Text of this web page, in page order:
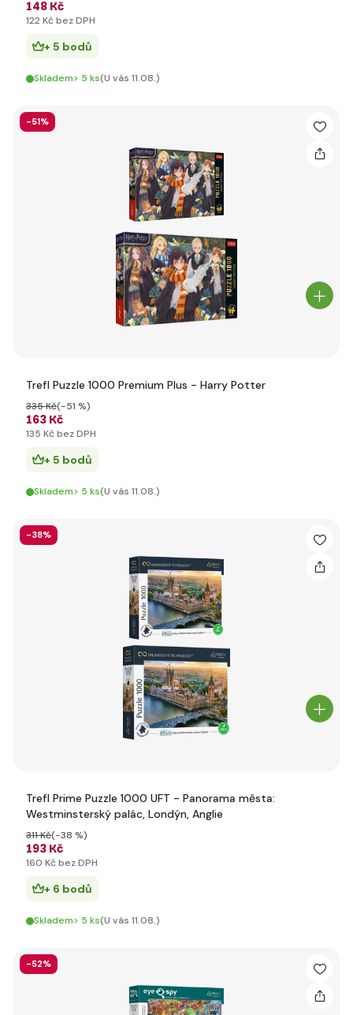
148 Kč
122 Kč bez DPH
+ 5 bodů
Skladem> 5 ks(U vás 11.08.)
-51%
Trefl Puzzle 1000 Premium Plus - Harry Potter
163 Kč
335 Kč(-51 %)
135 Kč bez DPH
+ 5 bodů
Skladem> 5 ks(U vás 11.08.)
-38%
Trefl Prime Puzzle 1000 UFT - Panorama města:
Westminsterský palác, Londýn, Anglie
193 Kč
311 Kč(-38 %)
160 Kč bez DPH
+ 6 bodů
Skladem> 5 ks(U vás 11.08.)
-52%